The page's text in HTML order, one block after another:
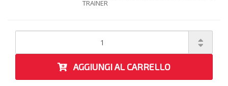
TRAINER
AGGIUNGI AL CARRELLO